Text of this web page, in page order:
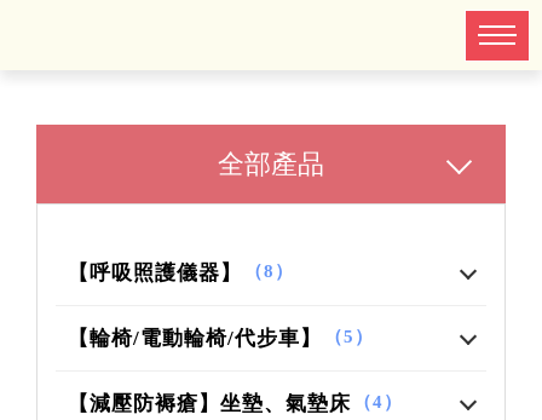
全部產品
【呼吸照護儀器】 （8）
【輪椅/電動輪椅/代步車】 （5）
【減壓防褥瘡】坐墊、氣墊床 （4）